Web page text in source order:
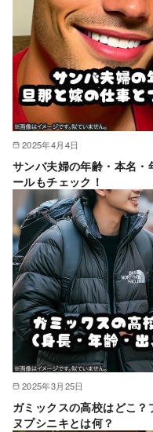
2025年4月4日
サンバ夫婦の年齢・本名
ールもチェック！
2025年3月25日
ガミックスの高校はどこ？
ヌプシニキとは何？